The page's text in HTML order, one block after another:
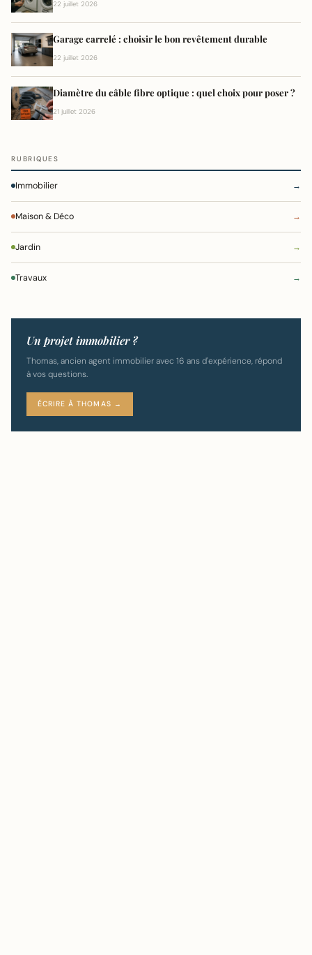
22 juillet 2026
Garage carrelé : choisir le bon revêtement durable
22 juillet 2026
Diamètre du câble fibre optique : quel choix pour poser ?
21 juillet 2026
RUBRIQUES
Immobilier →
Maison & Déco →
Jardin →
Travaux →
Un projet immobilier ?
Thomas, ancien agent immobilier avec 16 ans d'expérience, répond
à vos questions.
ÉCRIRE À THOMAS →